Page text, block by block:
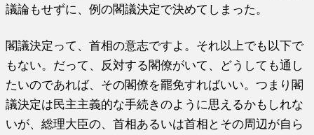
議論もせずに、例の閣議決定で決めてしまった。
閣議決定って、首相の意志ですよ。それ以上でも以下で
もない。だって、反対する閣僚がいて、どうしても通し
たいのであれば、その閣僚を罷免すればいい。つまり閣
議決定は民主主義的な手続きのように思えるかもしれな
いが、総理大臣の、首相あるいは首相とその周辺が自ら